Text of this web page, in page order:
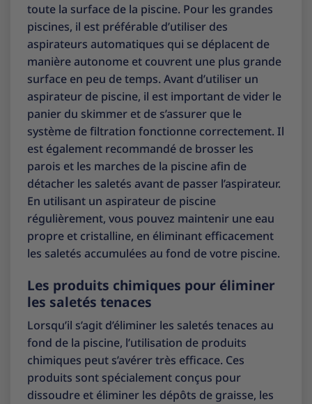
toute la surface de la piscine. Pour les grandes
piscines, il est préférable d’utiliser des
aspirateurs automatiques qui se déplacent de
manière autonome et couvrent une plus grande
surface en peu de temps. Avant d’utiliser un
aspirateur de piscine, il est important de vider le
panier du skimmer et de s’assurer que le
système de filtration fonctionne correctement. Il
est également recommandé de brosser les
parois et les marches de la piscine afin de
détacher les saletés avant de passer l’aspirateur.
En utilisant un aspirateur de piscine
régulièrement, vous pouvez maintenir une eau
propre et cristalline, en éliminant efficacement
les saletés accumulées au fond de votre piscine.
Les produits chimiques pour éliminer
les saletés tenaces
Lorsqu’il s’agit d’éliminer les saletés tenaces au
fond de la piscine, l’utilisation de produits
chimiques peut s’avérer très efficace. Ces
produits sont spécialement conçus pour
dissoudre et éliminer les dépôts de graisse, les